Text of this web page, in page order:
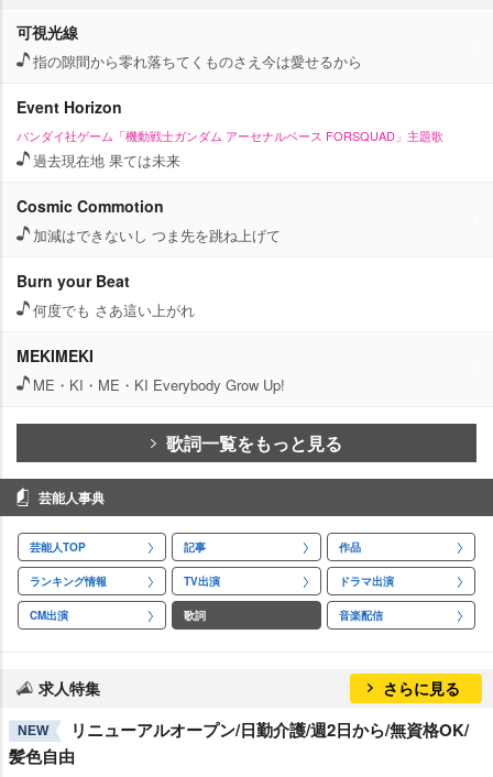
可視光線
指の隙間から零れ落ちてくものさえ今は愛せるから
Event Horizon
バンダイ社ゲーム「機動戦士ガンダム アーセナルベース FORSQUAD」主題歌
過去現在地 果ては未来
Cosmic Commotion
加減はできないし つま先を跳ね上げて
Burn your Beat
何度でも さあ這い上がれ
MEKIMEKI
ME・KI・ME・KI Everybody Grow Up!
歌詞一覧をもっと見る
芸能人事典
芸能人TOP 記事 作品
ランキング情報 TV出演 ドラマ出演
CM出演 歌詞 音楽配信
求人特集 さらに見る
NEW
リニューアルオープン/日勤介護/週2日から/無資格OK/
髪色自由